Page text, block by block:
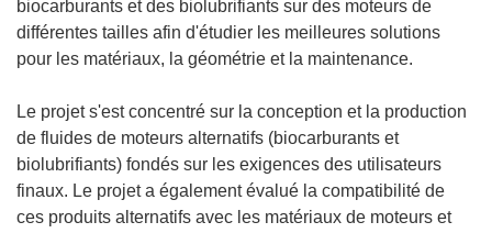
biocarburants et des biolubrifiants sur des moteurs de
différentes tailles afin d'étudier les meilleures solutions
pour les matériaux, la géométrie et la maintenance.
Le projet s'est concentré sur la conception et la production
de fluides de moteurs alternatifs (biocarburants et
biolubrifiants) fondés sur les exigences des utilisateurs
finaux. Le projet a également évalué la compatibilité de
ces produits alternatifs avec les matériaux de moteurs et